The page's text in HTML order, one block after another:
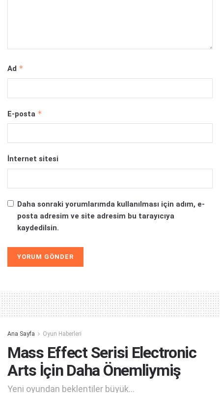
Ad *
E-posta *
İnternet sitesi
Daha sonraki yorumlarımda kullanılması için adım, e-
posta adresim ve site adresim bu tarayıcıya
kaydedilsin.
Ana Sayfa Oyun Haberleri
Mass Effect Serisi Electronic
Arts İçin Daha Önemliymiş
Yeni oyundan beklentiler büyük...